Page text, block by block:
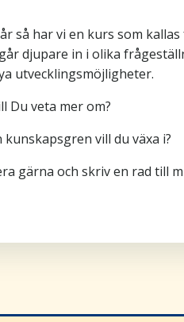
så har vi en kurs som
djupare in i olika
utvecklingsmöjligheter.
Du veta mer om?
kunskapsgren vill du växa i?
gärna och skriv en rad till